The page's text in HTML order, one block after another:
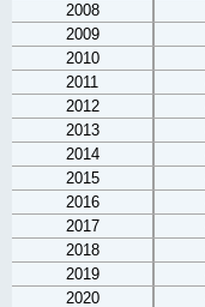
2008
2009
2010
2011
2012
2013
2014
2015
2016
2017
2018
2019
2020